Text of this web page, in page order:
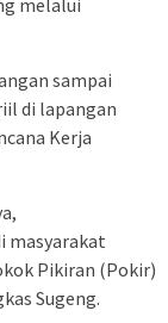
melalui
sampai
di lapangan
Kerja
masyarakat
Pikiran (Pokir)
Sugeng.